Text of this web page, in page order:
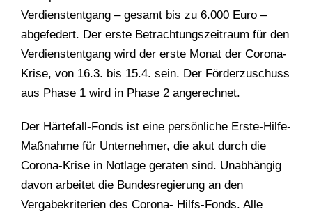
Verdienstentgang – gesamt bis zu 6.000 Euro –
abgefedert. Der erste Betrachtungszeitraum für den
Verdienstentgang wird der erste Monat der Corona-
Krise, von 16.3. bis 15.4. sein. Der Förderzuschuss
aus Phase 1 wird in Phase 2 angerechnet.
Der Härtefall-Fonds ist eine persönliche Erste-Hilfe-
Maßnahme für Unternehmer, die akut durch die
Corona-Krise in Notlage geraten sind. Unabhängig
davon arbeitet die Bundesregierung an den
Vergabekriterien des Corona- Hilfs-Fonds. Alle